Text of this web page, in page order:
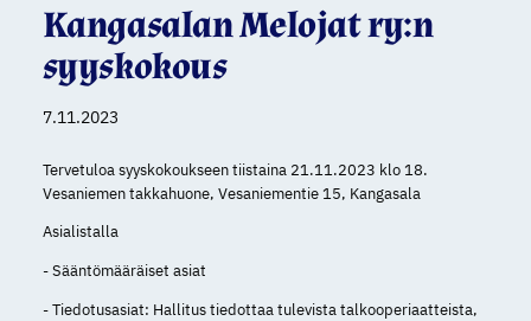
Kangasalan Melojat ry:n
syyskokous
7.11.2023
Tervetuloa syyskokoukseen tiistaina 21.11.2023 klo 18.
Vesaniemen takkahuone, Vesaniementie 15, Kangasala
Asialistalla
- Sääntömääräiset asiat
- Tiedotusasiat: Hallitus tiedottaa tulevista talkooperiaatteista,